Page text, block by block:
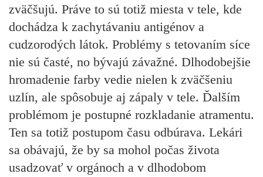
zväčšujú. Práve to sú totiž miesta v tele, kde
dochádza k zachytávaniu antigénov a
cudzorodých látok. Problémy s tetovaním síce
nie sú časté, no bývajú závažné. Dlhodobejšie
hromadenie farby vedie nielen k zväčšeniu
uzlín, ale spôsobuje aj zápaly v tele. Ďalším
problémom je postupné rozkladanie atramentu.
Ten sa totiž postupom času odbúrava. Lekári
sa obávajú, že by sa mohol počas života
usadzovať v orgánoch a v dlhodobom